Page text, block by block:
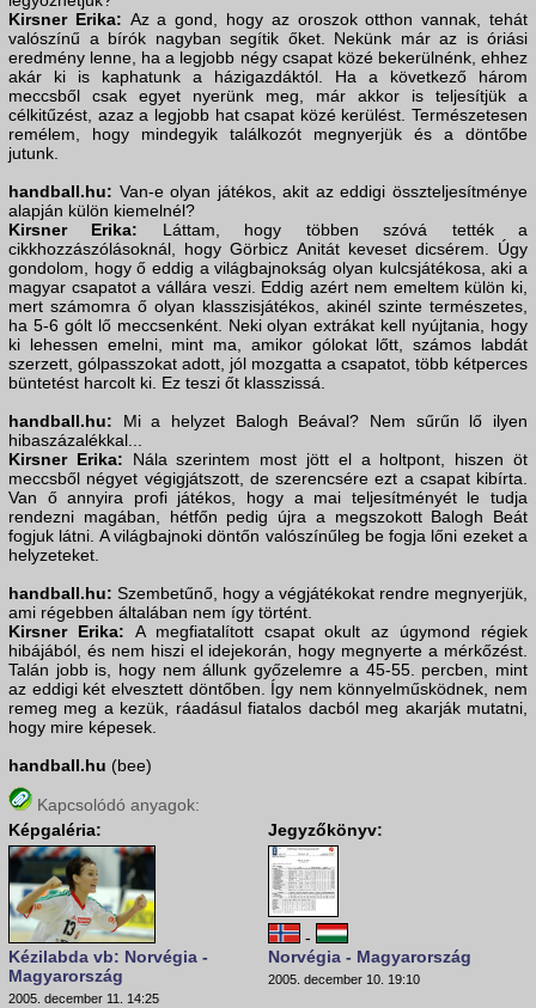
Kirsner Erika: Az a gond, hogy az oroszok otthon vannak, tehát
valószínű a bírók nagyban segítik őket. Nekünk már az is óriási
eredmény lenne, ha a legjobb négy csapat közé bekerülnénk, ehhez
akár ki is kaphatunk a házigazdáktól. Ha a következő három
meccsből csak egyet nyerünk meg, már akkor is teljesítjük a
célkitűzést, azaz a legjobb hat csapat közé kerülést. Természetesen
remélem, hogy mindegyik találkozót megnyerjük és a döntőbe
jutunk.
handball.hu: Van-e olyan játékos, akit az eddigi összteljesítménye
alapján külön kiemelnél?
Kirsner Erika: Láttam, hogy többen szóvá tették a
cikkhozzászólásoknál, hogy Görbicz Anitát keveset dicsérem. Úgy
gondolom, hogy ő eddig a világbajnokság olyan kulcsjátékosa, aki a
magyar csapatot a vállára veszi. Eddig azért nem emeltem külön ki,
mert számomra ő olyan klasszisjátékos, akinél szinte természetes,
ha 5-6 gólt lő meccsenként. Neki olyan extrákat kell nyújtania, hogy
ki lehessen emelni, mint ma, amikor gólokat lőtt, számos labdát
szerzett, gólpasszokat adott, jól mozgatta a csapatot, több kétperces
büntetést harcolt ki. Ez teszi őt klasszissá.
handball.hu: Mi a helyzet Balogh Beával? Nem sűrűn lő ilyen
hibaszázalékkal...
Kirsner Erika: Nála szerintem most jött el a holtpont, hiszen öt
meccsből négyet végigjátszott, de szerencsére ezt a csapat kibírta.
Van ő annyira profi játékos, hogy a mai teljesítményét le tudja
rendezni magában, hétfőn pedig újra a megszokott Balogh Beát
fogjuk látni. A világbajnoki döntőn valószínűleg be fogja lőni ezeket a
helyzeteket.
handball.hu: Szembetűnő, hogy a végjátékokat rendre megnyerjük,
ami régebben általában nem így történt.
Kirsner Erika: A megfiatalított csapat okult az úgymond régiek
hibájából, és nem hiszi el idejekorán, hogy megnyerte a mérkőzést.
Talán jobb is, hogy nem állunk győzelemre a 45-55. percben, mint
az eddigi két elvesztett döntőben. Így nem könnyelműsködnek, nem
remeg meg a kezük, ráadásul fiatalos dacból meg akarják mutatni,
hogy mire képesek.
handball.hu (bee)
Kapcsolódó anyagok:
Képgaléria:
Kézilabda vb: Norvégia -
Magyarország
2005. december 11. 14:25
Jegyzőkönyv:
-
Norvégia - Magyarország
2005. december 10. 19:10